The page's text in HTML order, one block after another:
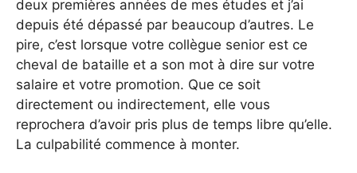
deux premières années de mes études et j’ai
depuis été dépassé par beaucoup d’autres. Le
pire, c’est lorsque votre collègue senior est ce
cheval de bataille et a son mot à dire sur votre
salaire et votre promotion. Que ce soit
directement ou indirectement, elle vous
reprochera d’avoir pris plus de temps libre qu’elle.
La culpabilité commence à monter.